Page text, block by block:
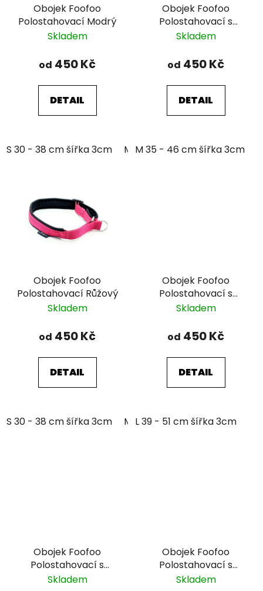
Obojek Foofoo
Polostahovací Modrý
Skladem
od 450 Kč
DETAIL
S 30 - 38 cm šířka 3cm M 35 - 46 cm šířka 3cm
Obojek Foofoo
Polostahovací s
řetízkem - Blue II.
Skladem
od 450 Kč
DETAIL
M 35 - 46 cm šířka 3cm
Obojek Foofoo
Polostahovací Růžový
Skladem
od 450 Kč
DETAIL
S 30 - 38 cm šířka 3cm M 35 - 46 cm šířka 3cm
Obojek Foofoo
Polostahovací s
řetízkem - Green I.
Skladem
od 450 Kč
DETAIL
L 39 - 51 cm šířka 3cm
Obojek Foofoo
Polostahovací s
řetízkem - Blue I.
Skladem
Obojek Foofoo
Polostahovací s
řetízkem - Brown II.
Skladem